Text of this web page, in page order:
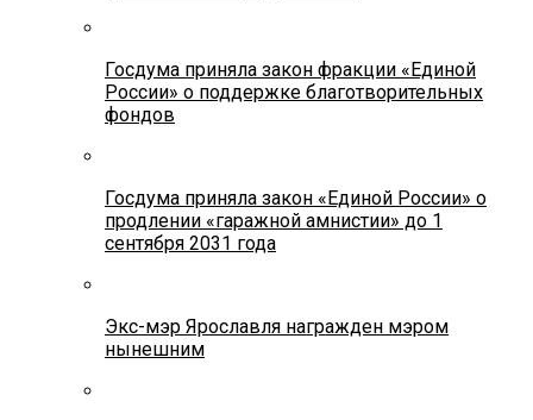
Госдума приняла закон фракции «Единой
России» о поддержке благотворительных
фондов
Госдума приняла закон «Единой России» о
продлении «гаражной амнистии» до 1
сентября 2031 года
Экс-мэр Ярославля награжден мэром
нынешним